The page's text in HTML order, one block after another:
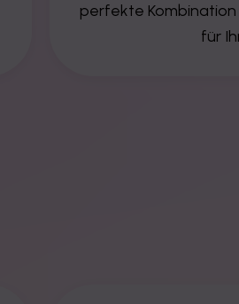
perfekte
für